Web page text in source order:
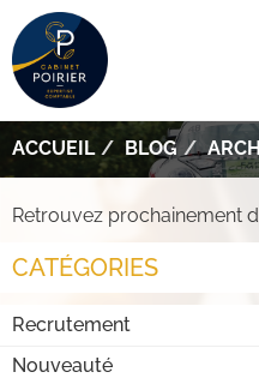
ACCUEIL BLOG
Retrouvez prochainement
CATÉGORIES
Recrutement
Nouveauté